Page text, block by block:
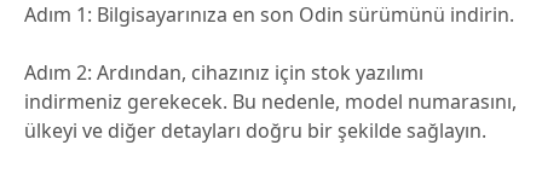
Adım 1: Bilgisayarınıza en son Odin sürümünü indirin.
Adım 2: Ardından, cihazınız için stok yazılımı
indirmeniz gerekecek. Bu nedenle, model numarasını,
ülkeyi ve diğer detayları doğru bir şekilde sağlayın.